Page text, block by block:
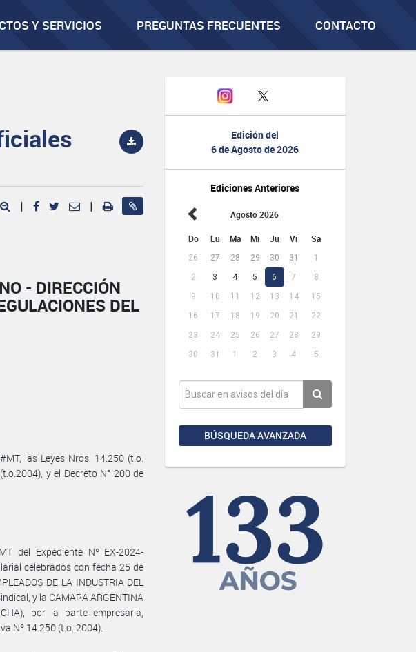
Y SERVICIOS PREGUNTAS FRECUENTES CONTACTO
Edición del
6 de Agosto de 2026
Ediciones Anteriores
Agosto 2026
Do Lu Ma Mi Ju Vi Sa
26 27 28 29 30 31
1
2
3 4 5 6 7
8
9
10 11 12 13 14
15
16
17 18 19 20 21
22
23
24 25 26 27 28
29
30
31 1 2 3 4 5
BÚSQUEDA AVANZADA
| |
- DIRECCIÓN
DEL
las Leyes Nros. 14.250 (t.o.
y el Decreto N° 200 de
del Expediente Nº EX-2024-
celebrados con fecha 25 de
DE LA INDUSTRIA DEL
y la CAMARA ARGENTINA
por la parte empresaria,
Nº 14.250 (t.o. 2004).